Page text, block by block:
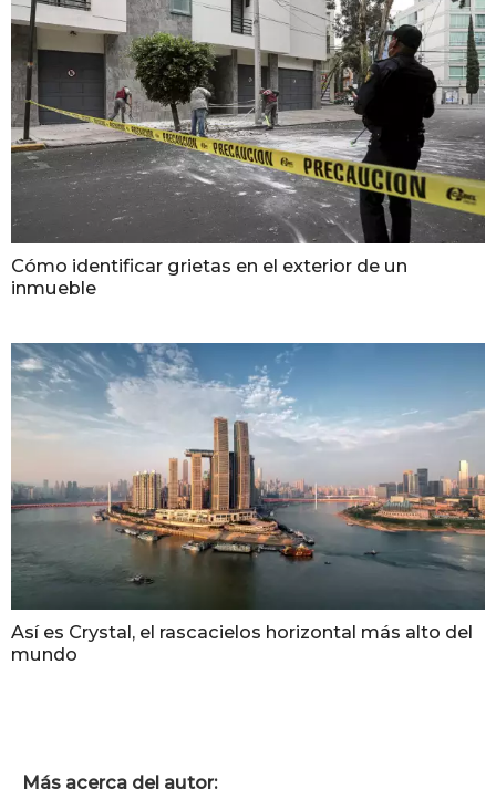
Cómo identificar grietas en el exterior de un
inmueble
Así es Crystal, el rascacielos horizontal más alto del
mundo
Más acerca del autor: